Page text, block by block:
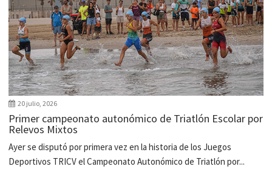
20 julio, 2026
Primer campeonato autonómico de Triatlón Escolar por
Relevos Mixtos
Ayer se disputó por primera vez en la historia de los Juegos
Deportivos TRICV el Campeonato Autonómico de Triatlón por...